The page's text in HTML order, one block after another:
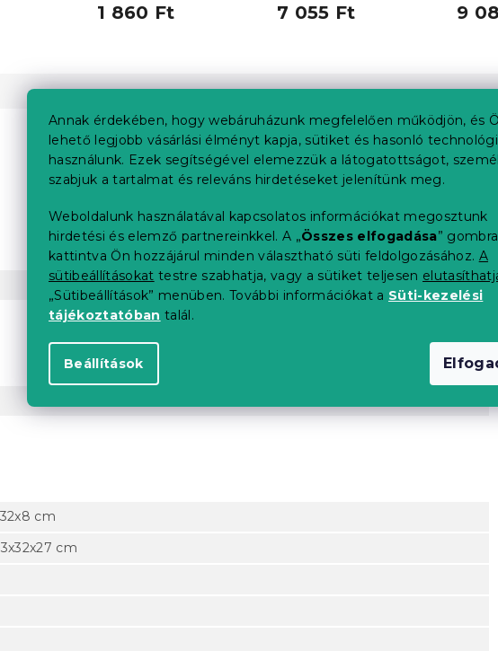
Annak érdekében, hogy webáruházunk megfelelően működjön, és
lehető legjobb vásárlási élményt kapja, sütiket és hasonló
használunk. Ezek segítségével elemezzük a látogatottságot,
szabjuk a tartalmat és releváns hirdetéseket jelenítünk meg.
Weboldalunk használatával kapcsolatos információkat megosztunk
hirdetési és elemző partnereinkkel. A „Összes elfogadása” gombra
kattintva Ön hozzájárul minden választható süti feldolgozásához. A
sütibeállításokat testre szabhatja, vagy a sütiket teljesen
„Sütibeállítások” menüben. További információkat a Süti-kezelési
tájékoztatóban talál.
Beállítások
1 860 Ft 7 055 Ft 9
cm
cm